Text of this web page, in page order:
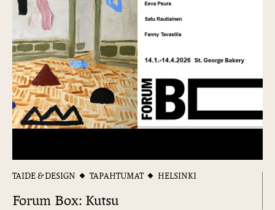
TAIDE & DESIGN TAPAHTUMAT HELSINKI
Forum Box: Kutsu